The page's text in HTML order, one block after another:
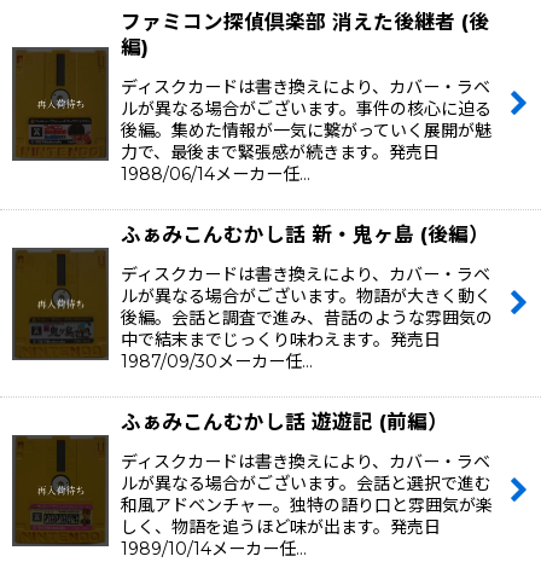
ファミコン探偵倶楽部 消えた後継者 (後
編)
ディスクカードは書き換えにより、カバー・ラベ
ルが異なる場合がございます。事件の核心に迫る
後編。集めた情報が一気に繋がっていく展開が魅
力で、最後まで緊張感が続きます。発売日
1988/06/14メーカー任…
ふぁみこんむかし話 新・鬼ヶ島 (後編）
ディスクカードは書き換えにより、カバー・ラベ
ルが異なる場合がございます。物語が大きく動く
後編。会話と調査で進み、昔話のような雰囲気の
中で結末までじっくり味わえます。発売日
1987/09/30メーカー任…
ふぁみこんむかし話 遊遊記 (前編）
ディスクカードは書き換えにより、カバー・ラベ
ルが異なる場合がございます。会話と選択で進む
和風アドベンチャー。独特の語り口と雰囲気が楽
しく、物語を追うほど味が出ます。発売日
1989/10/14メーカー任…